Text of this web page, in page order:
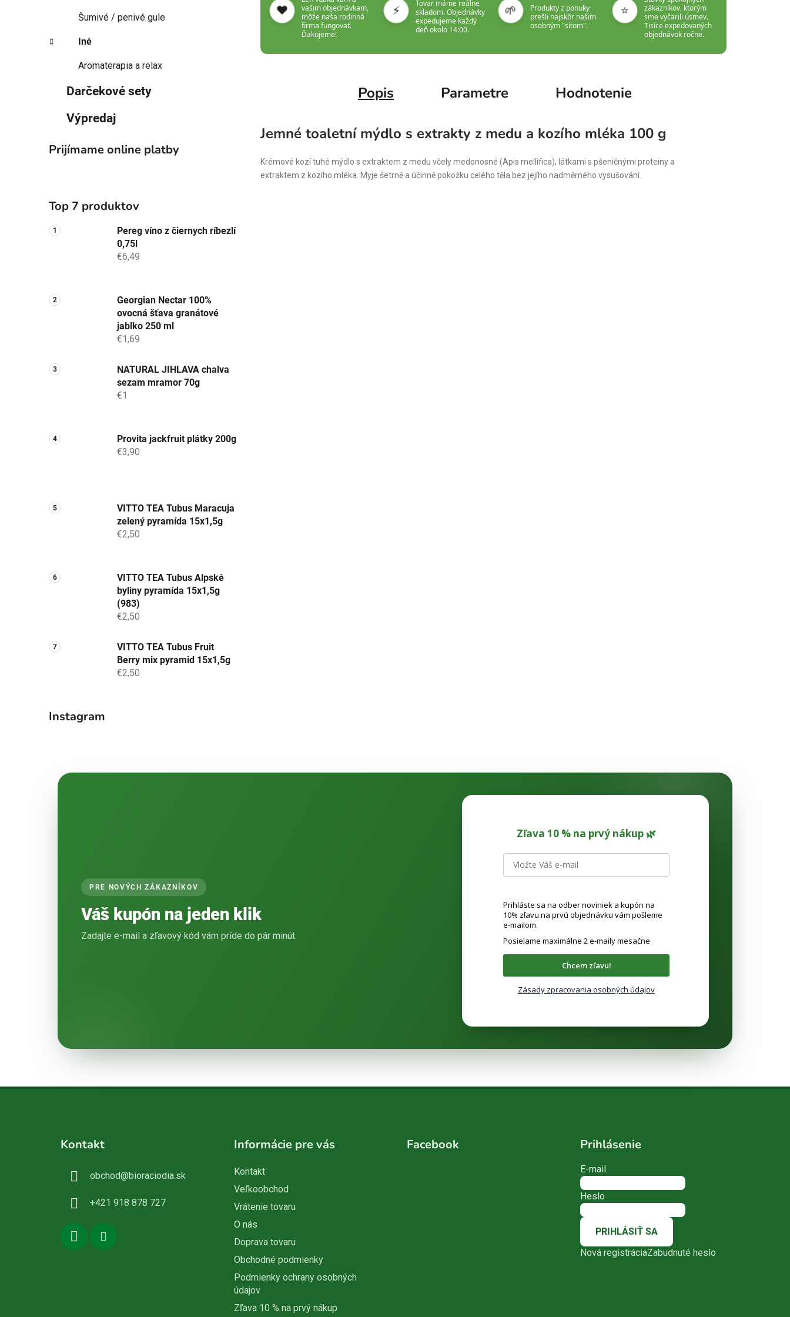
Šumivé / penivé gule
Iné
Aromaterapia a relax
Darčekové sety
Výpredaj
Prijímame online platby
Top 7 produktov
Pereg víno z čiernych ríbezlí
0,75l
€6,49
Georgian Nectar 100%
ovocná šťava granátové
jablko 250 ml
€1,69
NATURAL JIHLAVA chalva
sezam mramor 70g
€1
Provita jackfruit plátky 200g
€3,90
VITTO TEA Tubus Maracuja
zelený pyramída 15x1,5g
€2,50
VITTO TEA Tubus Alpské
byliny pyramída 15x1,5g
(983)
€2,50
VITTO TEA Tubus Fruit
Berry mix pyramid 15x1,5g
€2,50
Instagram
❤️
vašim objednávkam,
môže naša rodinná
firma fungovať.
Ďakujeme!
⚡
Tovar máme reálne
skladom. Objednávky
expedujeme každý
deň okolo 14:00.
🌱
Produkty z ponuky
prešli najskôr našim
osobným "sitom".
⭐
zákazníkov, ktorým
sme vyčarili úsmev.
Tisíce expedovaných
objednávok ročne.
Popis Parametre Hodnotenie
Jemné toaletní mýdlo s extrakty z medu a kozího mléka 100 g
Krémové kozí tuhé mýdlo s extraktem z medu včely medonosné (Apis mellifica), látkami s pšeničnými proteiny a
extraktem z kozího mléka. Myje šetrně a účinně pokožku celého těla bez jejího nadměrného vysušování.
PRE NOVÝCH ZÁKAZNÍKOV
Váš kupón na jeden klik
Zadajte e-mail a zľavový kód vám príde do pár minút.
Zľava 10 % na prvý nákup 🌿
Prihláste sa na odber noviniek a kupón na
10% zľavu na prvú objednávku vám pošleme
e-mailom.
Posielame maximálne 2 e-maily mesačne
Chcem zľavu!
Zásady zpracovania osobných údajov
Kontakt
obchod@bioraciodia.sk
+421 918 878 727
Informácie pre vás
Kontakt
Veľkoobchod
Vrátenie tovaru
O nás
Doprava tovaru
Obchodné podmienky
Podmienky ochrany osobných
údajov
Zľava 10 % na prvý nákup
Facebook Prihlásenie
E-mail
Heslo
PRIHLÁSIŤ SA
Nová registráciaZabudnuté heslo